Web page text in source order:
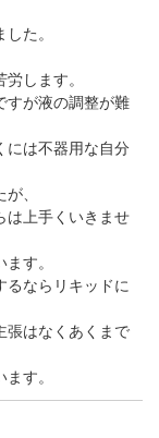
た。
します。
すが液の調整が難
には不器用な自分
、
は上手くいきませ
す。
るならリキッドに
張はなくあくまで
す。